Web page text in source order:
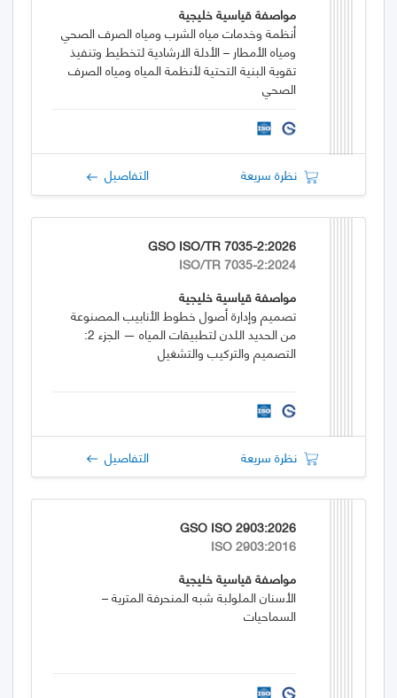
مواصفة قياسية خليجية
أنظمة وخدمات مياه الشرب ومياه الصرف الصحي
ومياه الأمطار – الأدلة الارشادية لتخطيط وتنفيذ
تقوية البنية التحتية لأنظمة المياه ومياه الصرف
الصحي
نظرة سريعة التفاصيل
GSO ISO/TR 7035-2:2026
ISO/TR 7035-2:2024
مواصفة قياسية خليجية
تصميم وإدارة أصول خطوط الأنابيب المصنوعة
من الحديد اللدن لتطبيقات المياه — الجزء 2:
التصميم والتركيب والتشغيل
نظرة سريعة التفاصيل
GSO ISO 2903:2026
ISO 2903:2016
مواصفة قياسية خليجية
الأسنان الملولبة شبه المنحرفة المترية –
السماحيات